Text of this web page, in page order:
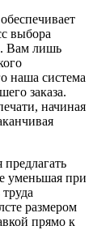
выбора
Вам лишь
наша система
заказа.
начиная
уменьшая при
размером
прямо к